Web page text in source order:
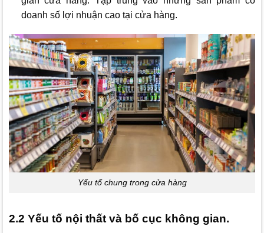
doanh số lợi nhuận cao tại cửa hàng.
Yếu tố chung trong cửa hàng
2.2 Yếu tố nội thất và bố cục không gian.